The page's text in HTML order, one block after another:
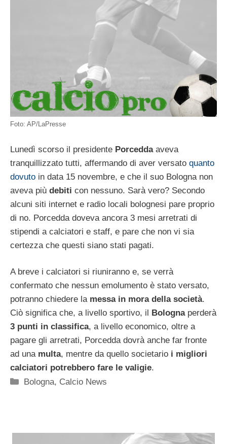
Foto: AP/LaPresse
Lunedì scorso il presidente Porcedda aveva
tranquillizzato tutti, affermando di aver versato quanto
dovuto in data 15 novembre, e che il suo Bologna non
aveva più debiti con nessuno. Sarà vero? Secondo
alcuni siti internet e radio locali bolognesi pare proprio
di no. Porcedda doveva ancora 3 mesi arretrati di
stipendi a calciatori e staff, e pare che non vi sia
certezza che questi siano stati pagati.
A breve i calciatori si riuniranno e, se verrà
confermato che nessun emolumento è stato versato,
potranno chiedere la messa in mora della società.
Ciò significa che, a livello sportivo, il Bologna perderà
3 punti in classifica, a livello economico, oltre a
pagare gli arretrati, Porcedda dovrà anche far fronte
ad una multa, mentre da quello societario i migliori
calciatori potrebbero fare le valigie.
Categorie
Bologna, Calcio News